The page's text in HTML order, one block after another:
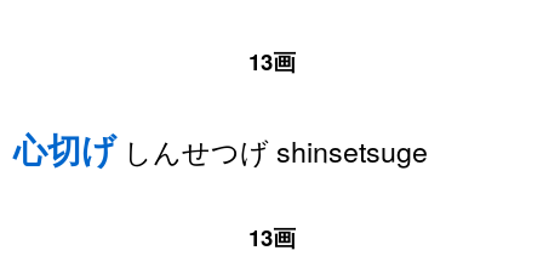
13画
心切げしんせつげ shinsetsuge
13画